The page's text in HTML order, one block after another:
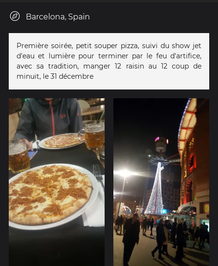
Barcelona, Spain
Première soirée, petit souper pizza, suivi du show jet
d'eau et lumière pour terminer par le feu d'artifice,
avec sa tradition, manger 12 raisin au 12 coup de
minuit, le 31 décembre